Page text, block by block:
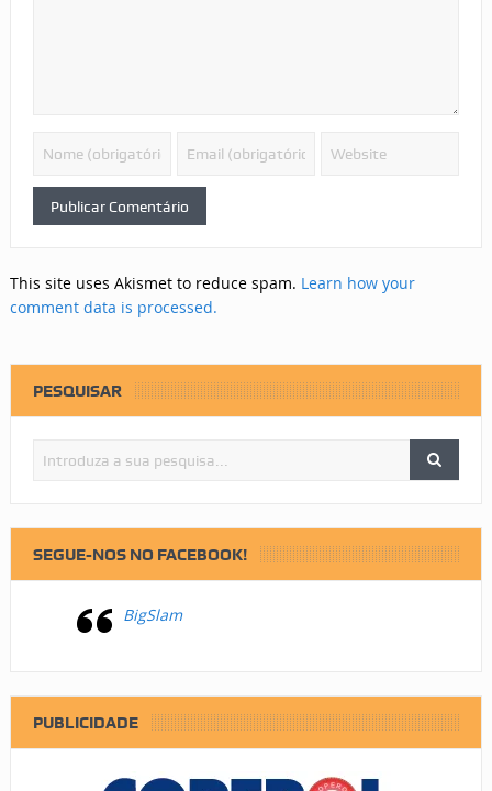
This site uses Akismet to reduce spam. Learn how your
comment data is processed.
PESQUISAR
SEGUE-NOS NO FACEBOOK!
BigSlam
PUBLICIDADE